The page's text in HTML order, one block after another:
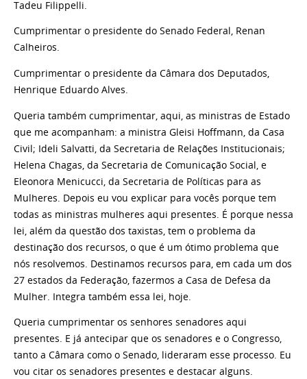
Tadeu Filippelli.
Cumprimentar o presidente do Senado Federal, Renan
Calheiros.
Cumprimentar o presidente da Câmara dos Deputados,
Henrique Eduardo Alves.
Queria também cumprimentar, aqui, as ministras de Estado
que me acompanham: a ministra Gleisi Hoffmann, da Casa
Civil; Ideli Salvatti, da Secretaria de Relações Institucionais;
Helena Chagas, da Secretaria de Comunicação Social, e
Eleonora Menicucci, da Secretaria de Políticas para as
Mulheres. Depois eu vou explicar para vocês porque tem
todas as ministras mulheres aqui presentes. É porque nessa
lei, além da questão dos taxistas, tem o problema da
destinação dos recursos, o que é um ótimo problema que
nós resolvemos. Destinamos recursos para, em cada um dos
27 estados da Federação, fazermos a Casa de Defesa da
Mulher. Integra também essa lei, hoje.
Queria cumprimentar os senhores senadores aqui
presentes. E já antecipar que os senadores e o Congresso,
tanto a Câmara como o Senado, lideraram esse processo. Eu
vou citar os senadores presentes e destacar alguns.